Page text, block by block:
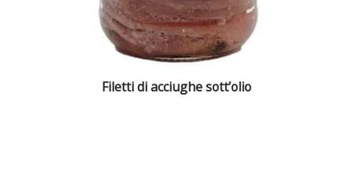
Filetti di acciughe sott’olio